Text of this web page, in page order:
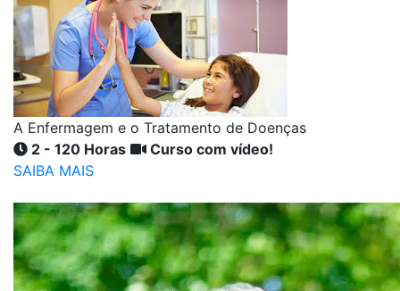
A Enfermagem e o Tratamento de Doenças
2 - 120 Horas
Curso com vídeo!
SAIBA MAIS